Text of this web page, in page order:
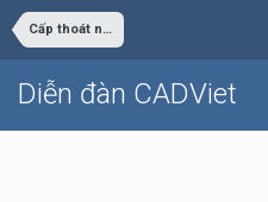
Cấp thoát nước
Diễn đàn CADViet